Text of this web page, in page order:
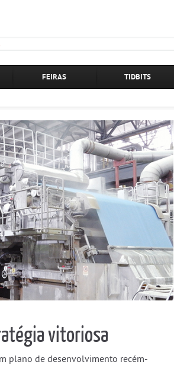
FEIRAS TIDBITS
vitoriosa
plano de desenvolvimento recém-